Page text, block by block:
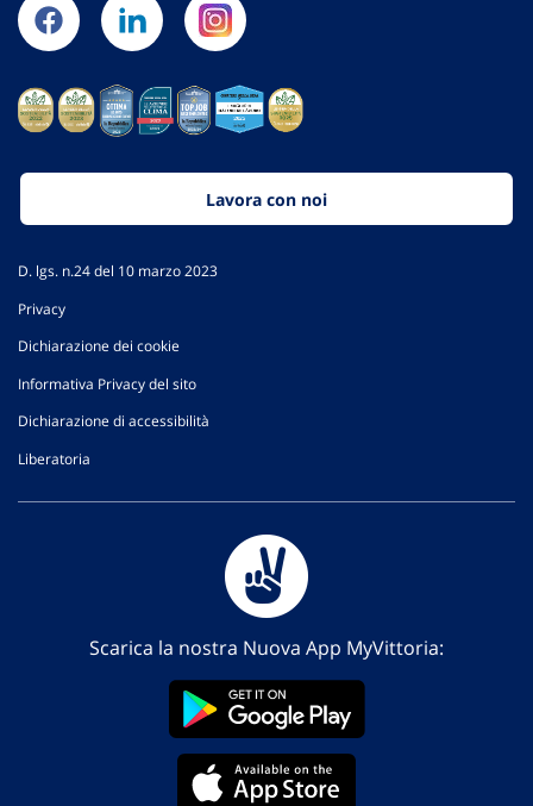
Lavora con noi
D. lgs. n.24 del 10 marzo 2023
Privacy
Dichiarazione dei cookie
Informativa Privacy del sito
Dichiarazione di accessibilità
Liberatoria
Scarica la nostra Nuova App MyVittoria: